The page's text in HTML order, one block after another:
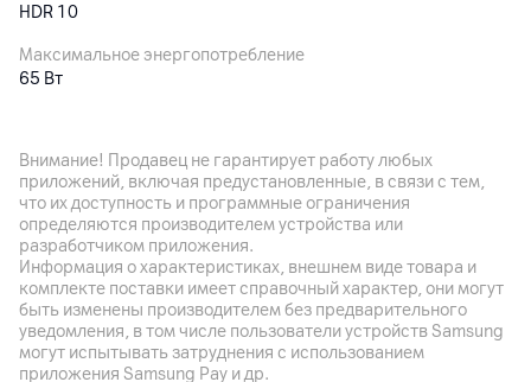
HDR 10
Максимальное энергопотребление
65 Вт
Аудиосистема
Встроенные динамики
Мощность: 2 x 8 Вт, аудиосистема: каналы звука 2.0; Dolby
Digital Plus
Подключения
Внимание! Продавец не гарантирует работу любых
приложений, включая предустановленные, в связи с тем,
что их доступность и программные ограничения
определяются производителем устройства или
разработчиком приложения.
Информация о характеристиках, внешнем виде товара и
комплекте поставки имеет справочный характер, они могут
быть изменены производителем без предварительного
уведомления, в том числе пользователи устройств Samsung
могут испытывать затруднения с использованием
приложения Samsung Pay и др.